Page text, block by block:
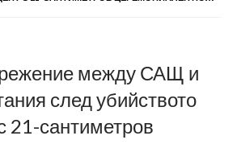
между САЩ и
след убийството
21-сантиметров